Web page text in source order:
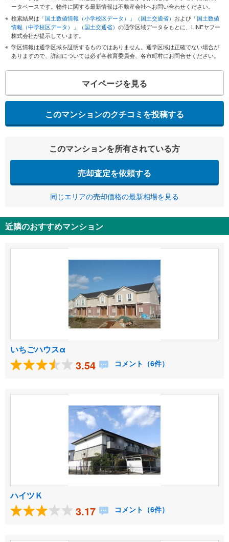
ータベースです。物件に関する最新情報は不動産会社へお問い合わせください。
検索結果は 「国土数値情報（小学校区データ）」（国土交通省） および 「国土数値
情報（中学校区データ）」（国土交通省） の通学区域データをもとに、LINEヤフー
株式会社が提示しています。
学区情報は通学区域を証明するものではありません。通学区域は正確でない場合が
ありますので、詳細については必ず各教育委員会、各市町村にお問合せください。
マイページを見る
このマンションのクチコミを投稿する
このマンションを所有されている方
売却査定を依頼する
同じエリアの売却価格の最新相場を見る
近隣のおすすめマンション
いちごハウスα
3.54 コメント（6件）
ハイツＫ
3.17 コメント（6件）